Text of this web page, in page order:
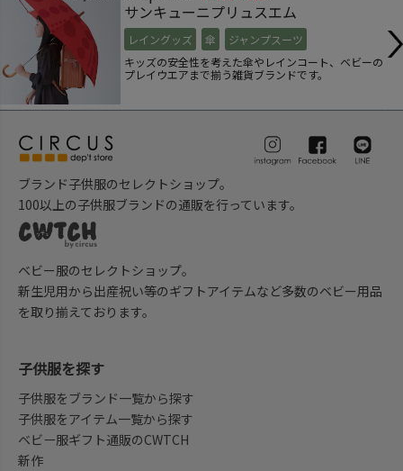
サンキューニプリュスエム
レイングッズ 傘
ジャンプスーツ
キッズの安全性を考えた傘やレインコート、ベビーの
プレイウエアまで揃う雑貨ブランドです。
ブランド子供服のセレクトショップ。
100以上の子供服ブランドの通販を行っています。
ベビー服のセレクトショップ。
新生児用から出産祝い等のギフトアイテムなど多数のベビー用品
を取り揃えております。
子供服を探す
子供服をブランド一覧から探す
子供服をアイテム一覧から探す
ベビー服ギフト通販のCWTCH
新作